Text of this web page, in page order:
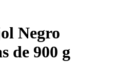
Negro
de 900 g